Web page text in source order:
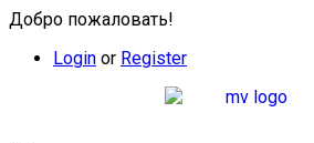
Добро пожаловать!
Login or Register